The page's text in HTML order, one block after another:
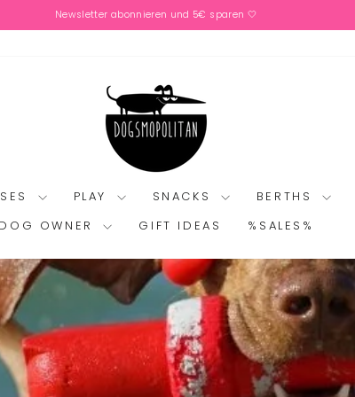
Pause
Newsletter abonnieren und 5€ sparen 🤍
PLAY SNACKS BERTHS
DOG OWNER
GIFT IDEAS %SALES%